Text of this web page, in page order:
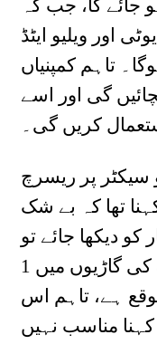
جائے گا، جب کہ
اور ویلیو ایٹڈ
تاہم کمپنیاں
گی اور اسے
کریں گی۔
سیکٹر پر ریسرچ
تھا کہ بے شک
دیکھا جائے تو
اس سے 850 سی سی تک کی گاڑیوں میں 1
ہے، تاہم اس
مناسب نہیں